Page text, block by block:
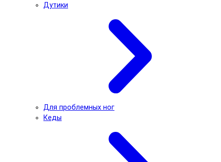
Дутики
Для проблемных ног
Кеды